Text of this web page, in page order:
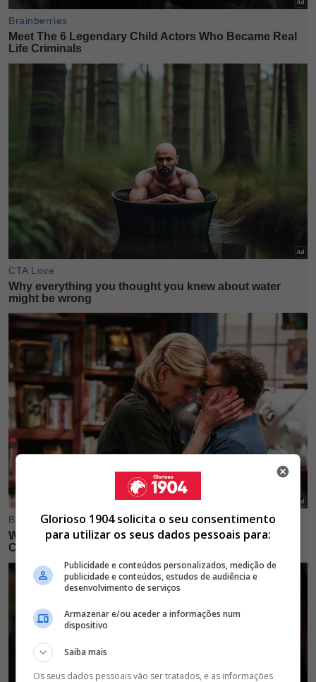
Glorioso 1904 solicita o seu consentimento
para utilizar os seus dados pessoais para:
Publicidade e conteúdos personalizados, medição de
publicidade e conteúdos, estudos de audiência e
desenvolvimento de serviços
Armazenar e/ou aceder a informações num
dispositivo
Saiba mais
Os seus dados pessoais vão ser tratados, e as informações